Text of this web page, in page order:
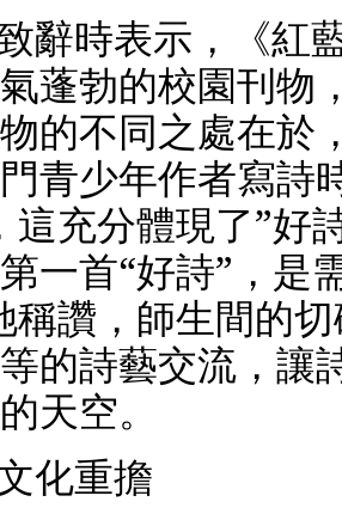
辭時表示，《紅
蓬勃的校園刊物
的不同之處在於
青少年作者寫詩
這充分體現了”好
一首“好詩” ，是
稱讚，師生間的
的詩藝交流，讓
天空。
化重擔